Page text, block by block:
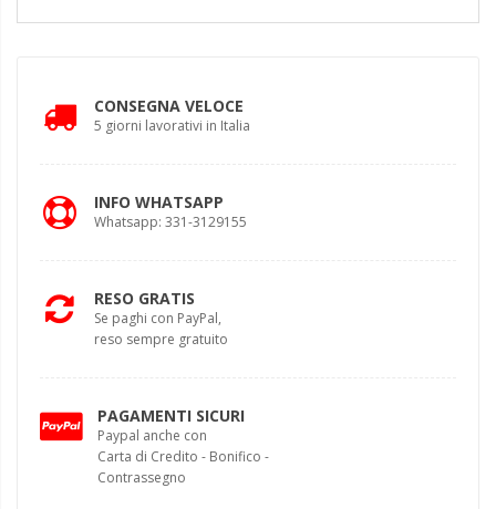
CONSEGNA VELOCE
5 giorni lavorativi in Italia
INFO WHATSAPP
Whatsapp: 331-3129155
RESO GRATIS
Se paghi con PayPal,
reso sempre gratuito
PAGAMENTI SICURI
Paypal anche con
Carta di Credito - Bonifico -
Contrassegno